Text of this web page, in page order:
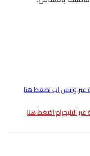
عبر واتس اب اضغط هنا
عبر التليجرام اضغط هنا